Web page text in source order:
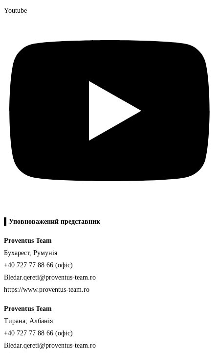
Youtube
▌Уповноважений представник
Proventus Team
Бухарест, Румунія
+40 727 77 88 66 (офіс)
Bledar.qereti@proventus-team.ro
https://www.proventus-team.ro
Proventus Team
Тирана, Албанія
+40 727 77 88 66 (офіс)
Bledar.qereti@proventus-team.ro